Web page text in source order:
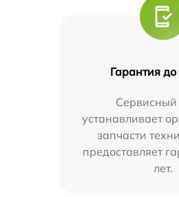
Гарантия до
Сервисный
устанавливает
запчасти
предоставляет
лет.